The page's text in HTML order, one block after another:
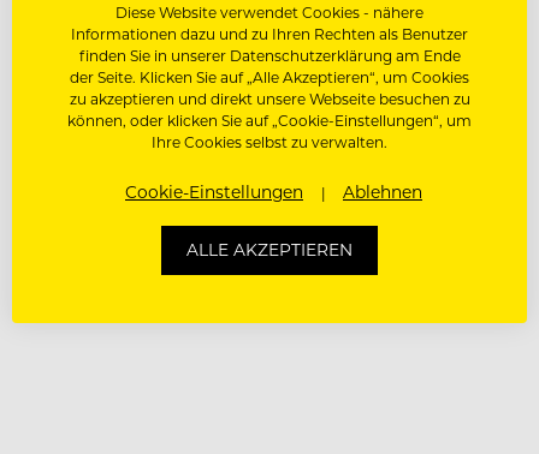
Diese Website verwendet Cookies - nähere
Informationen dazu und zu Ihren Rechten als Benutzer
finden Sie in unserer Datenschutzerklärung am Ende
der Seite. Klicken Sie auf „Alle Akzeptieren“, um Cookies
zu akzeptieren und direkt unsere Webseite besuchen zu
können, oder klicken Sie auf „Cookie-Einstellungen“, um
Ihre Cookies selbst zu verwalten.
Cookie-Einstellungen Ablehnen
ALLE AKZEPTIEREN